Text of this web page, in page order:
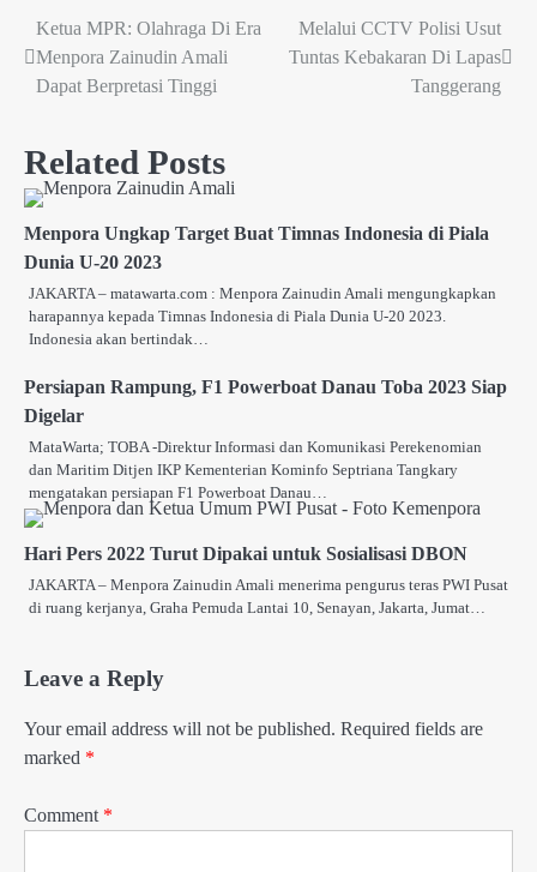
Post
navigation
Ketua MPR: Olahraga Di Era
Menpora Zainudin Amali
Dapat Berpretasi Tinggi
Melalui CCTV Polisi Usut
Tuntas Kebakaran Di Lapas
Tanggerang
Related Posts
Menpora Ungkap Target Buat Timnas Indonesia di Piala
Dunia U-20 2023
JAKARTA – matawarta.com : Menpora Zainudin Amali mengungkapkan
harapannya kepada Timnas Indonesia di Piala Dunia U-20 2023.
Indonesia akan bertindak…
Persiapan Rampung, F1 Powerboat Danau Toba 2023 Siap
Digelar
MataWarta; TOBA -Direktur Informasi dan Komunikasi Perekenomian
dan Maritim Ditjen IKP Kementerian Kominfo Septriana Tangkary
mengatakan persiapan F1 Powerboat Danau…
Hari Pers 2022 Turut Dipakai untuk Sosialisasi DBON
JAKARTA – Menpora Zainudin Amali menerima pengurus teras PWI Pusat
di ruang kerjanya, Graha Pemuda Lantai 10, Senayan, Jakarta, Jumat…
Leave a Reply
Your email address will not be published. Required fields are
marked *
Comment *